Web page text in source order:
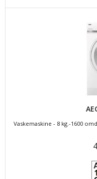
Vaskemaskine - 8 kg.-1600